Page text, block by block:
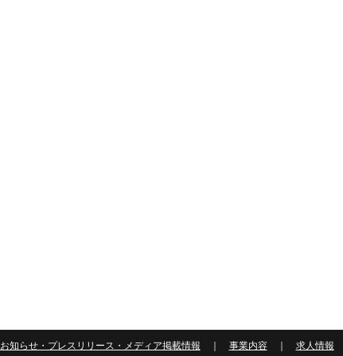
お知らせ・プレスリリース・メディア掲載情報 事業内容｜ 求人情報